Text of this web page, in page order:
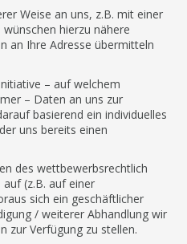
an uns, z.B. mit einer
hierzu nähere
an Ihre Adresse übermitteln
– auf welchem
– Daten an uns zur
basierend ein individuelles
uns bereits einen
wettbewerbsrechtlich
(z.B. auf einer
sich ein geschäftlicher
/ weiterer Abhandlung wir
zur Verfügung zu stellen.